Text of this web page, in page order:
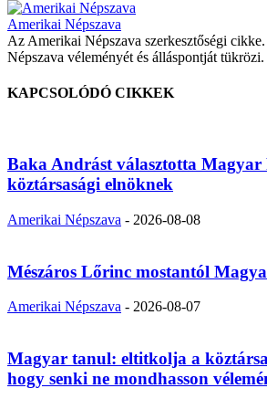
Amerikai Népszava
Az Amerikai Népszava szerkesztőségi
Népszava véleményét és álláspontját tükrözi.
KAPCSOLÓDÓ CIKKEK
Baka Andrást választotta Magyar
köztársasági elnöknek
Amerikai Népszava - 2026-08-08
Mészáros Lőrinc mostantól
Amerikai Népszava - 2026-08-07
Magyar tanul: eltitkolja a
hogy senki ne mondhasson